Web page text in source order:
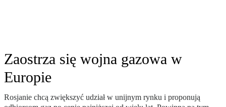
Zaostrza się wojna gazowa w
Europie
Rosjanie chcą zwiększyć udział w unijnym rynku i proponują